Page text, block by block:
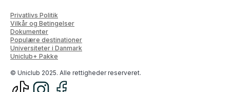
© Uniclub 2025. Alle rettigheder reserveret.
Privatlivs Politik
Vilkår og Betingelser
Dokumenter
Populære destinationer
Universiteter i Danmark
Uniclub+ Pakke